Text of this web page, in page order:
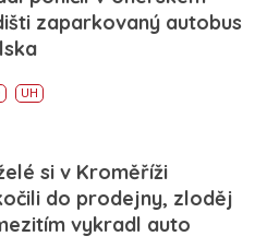
zaparkovaný autobus
UH
si v Kroměříži
do prodejny, zloděj
vykradl auto